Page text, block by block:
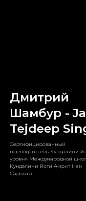
Дмитрий
Шамбур -
Tejdeep
Сертифицированный
преподаватель Кундалини
уровня Международной
Кундалини Йоги Амрит Нам
Саровар